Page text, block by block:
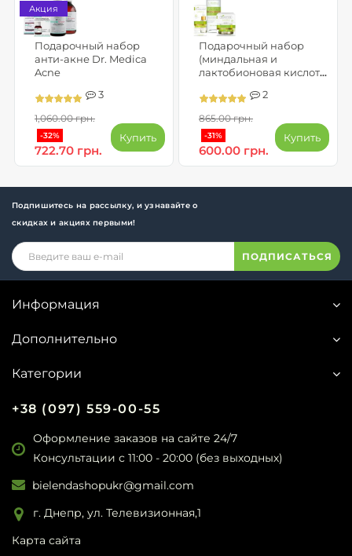
Акция
Подарочный набор
анти-акне Dr. Medica
Acne
3
1,060.00 грн.
-32%
722.70 грн.
Купить
Подарочный набор
(миндальная и
лактобионовая кислота)
PROFESSIONAL
2
865.00 грн.
-31%
600.00 грн.
Купить
Подпишитесь на рассылку, и узнавайте о
скидках и акциях первыми!
ПОДПИСАТЬСЯ
Информация
Дополнительно
Категории
+38 (097) 559-00-55
Оформление заказов на сайте 24/7
Консультации с 11:00 - 20:00 (без выходных)
bielendashopukr@gmail.com
г. Днепр, ул. Телевизионная,1
Карта сайта